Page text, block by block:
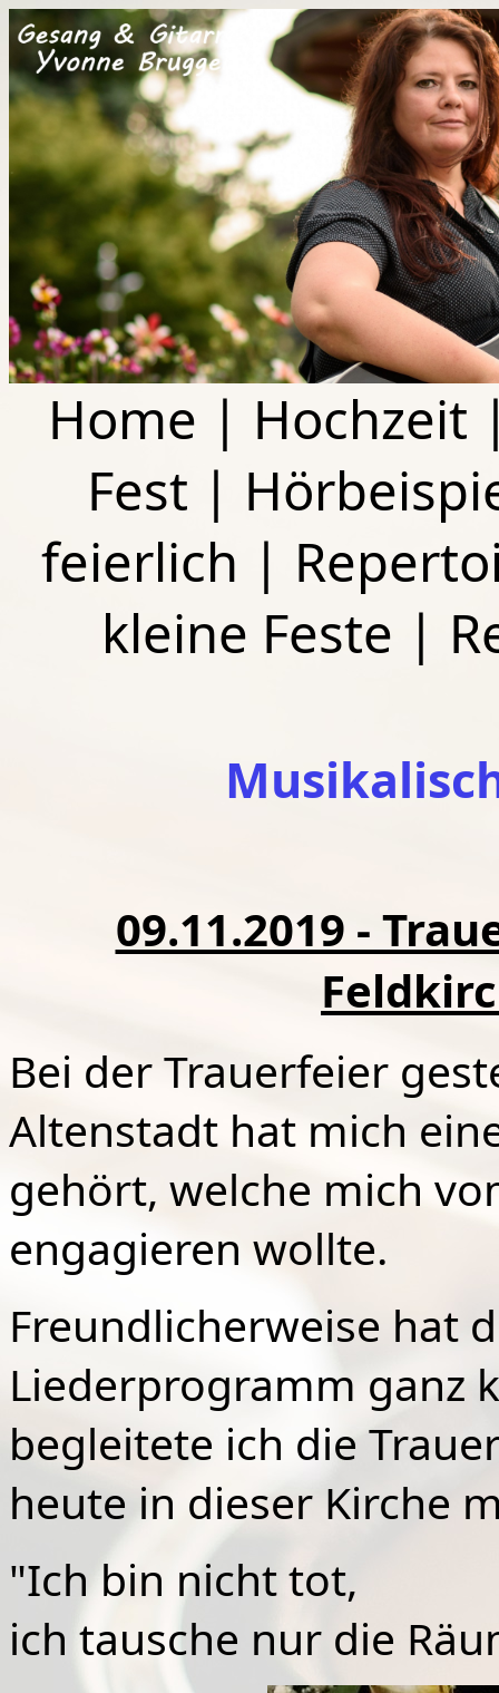
Home | Hochzeit
Fest |
feierlich |
kleine Feste |
09.11.2019 -
Bei der Trauerfeier
Altenstadt hat mich
gehört, welche mich
engagieren wollte.
Freundlicherweise hat
Liederprogramm ganz
begleitete ich die
heute in dieser Kirche
"Ich bin nicht tot,
ich tausche nur die